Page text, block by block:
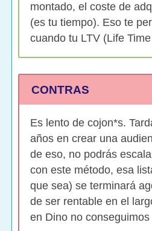
montado, el coste de
(es tu tiempo). Eso te
cuando tu LTV (Life
CONTRAS
Es lento de cojon*s.
años en crear una
de eso, no podrás
con este método, esa
que sea) se terminará
de ser rentable en el
en Dino no